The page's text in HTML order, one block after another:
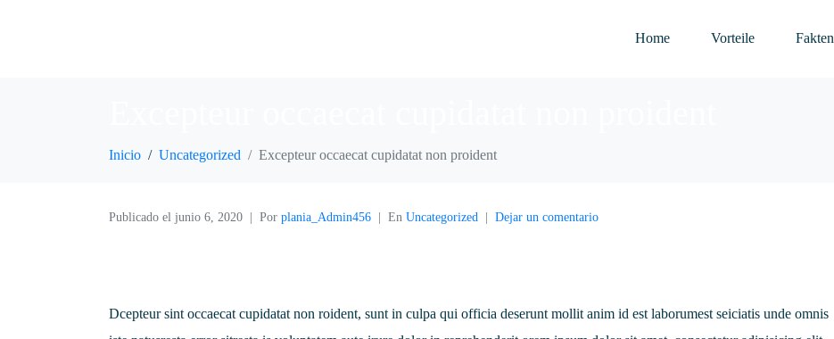
Home Vorteile Fakten
Inicio Uncategorized Excepteur occaecat cupidatat non proident
Publicado el junio 6, 2020 Por plania_Admin456 En Uncategorized Dejar un comentario
Dcepteur sint occaecat cupidatat non roident, sunt in culpa qui officia deserunt mollit anim id est laborumest seiciatis unde omnis